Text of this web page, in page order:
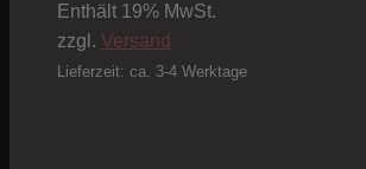
Enthält 19% MwSt.
zzgl. Versand
Lieferzeit: ca. 3-4 Werktage